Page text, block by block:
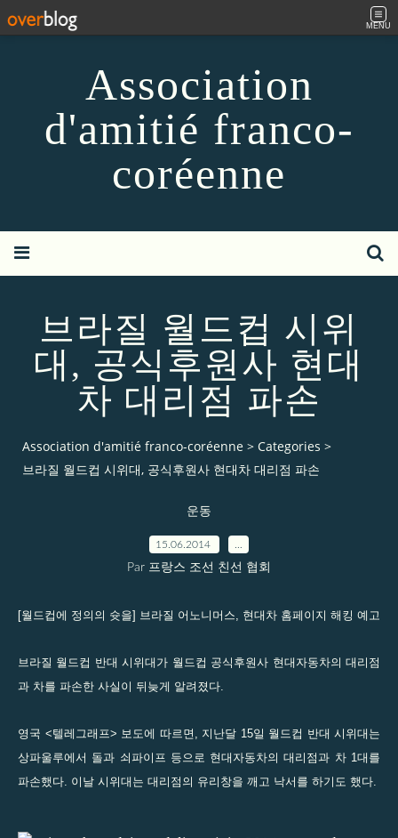
MENU
Association
d'amitié franco-
coréenne
브라질 월드컵 시위
대, 공식후원사 현대
차 대리점 파손
Association d'amitié franco-coréenne > Categories >
브라질 월드컵 시위대, 공식후원사 현대차 대리점 파손
운동
15.06.2014
Par 프랑스 조선 친선 협회
[월드컵에 정의의 슛을] 브라질 어노니머스, 현대차 홈페이지 해킹 예고
브라질 월드컵 반대 시위대가 월드컵 공식후원사 현대자동차의 대리점
과 차를 파손한 사실이 뒤늦게 알려졌다.
영국 <텔레그래프> 보도에 따르면, 지난달 15일 월드컵 반대 시위대는
상파울루에서 돌과 쇠파이프 등으로 현대자동차의 대리점과 차 1대를
파손했다. 이날 시위대는 대리점의 유리창을 깨고 낙서를 하기도 했다.